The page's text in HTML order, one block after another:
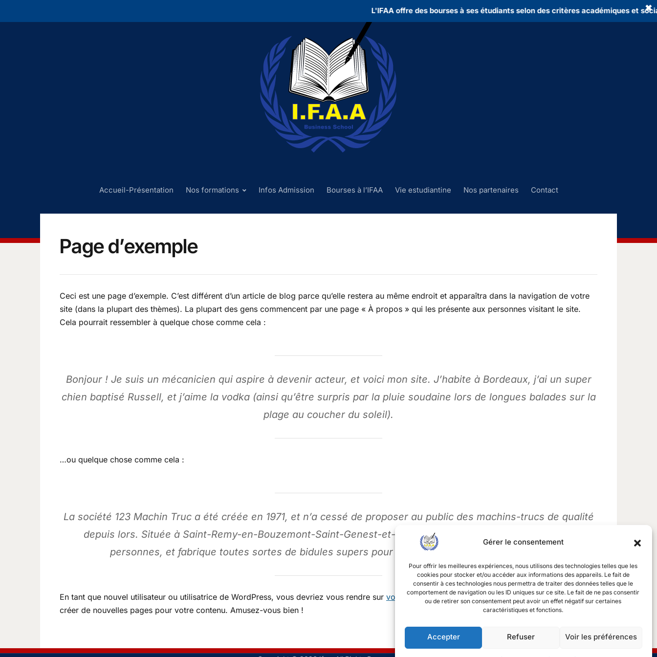
Gérer le consentement
Pour offrir les meilleures expériences, nous utilisons des technologies telles que les
cookies pour stocker et/ou accéder aux informations des appareils. Le fait de
consentir à ces technologies nous permettra de traiter des données telles que le
comportement de navigation ou les ID uniques sur ce site. Le fait de ne pas consentir
ou de retirer son consentement peut avoir un effet négatif sur certaines
caractéristiques et fonctions.
Accepter Refuser Voir les préférences
L'IFAA offre des bourses à ses étudiants selon des critères académiques et ✖
Accueil-Présentation Nos formations Infos Admission Bourses à l’IFAA Vie estudiantine Nos partenaires Contact
Page d’exemple
Ceci est une page d’exemple. C’est différent d’un article de blog parce qu’elle restera au même endroit et apparaîtra dans la navigation de votre
site (dans la plupart des thèmes). La plupart des gens commencent par une page « À propos » qui les présente aux personnes visitant le site.
Cela pourrait ressembler à quelque chose comme cela :
Bonjour ! Je suis un mécanicien qui aspire à devenir acteur, et voici mon site. J’habite à Bordeaux, j’ai un super
chien baptisé Russell, et j’aime la vodka (ainsi qu’être surpris par la pluie soudaine lors de longues balades sur la
plage au coucher du soleil).
…ou quelque chose comme cela :
La société 123 Machin Truc a été créée en 1971, et n’a cessé de proposer au public des machins-trucs de qualité
depuis lors. Située à Saint-Remy-en-Bouzemont-Saint-Genest-et-Isson, 123 Machin Truc emploie 2 000
personnes, et fabrique toutes sortes de bidules supers pour la communauté bouzemontoise.
En tant que nouvel utilisateur ou utilisatrice de WordPress, vous devriez vous rendre sur votre tableau de bordpour supprimer cette page et
créer de nouvelles pages pour votre contenu. Amusez-vous bien !